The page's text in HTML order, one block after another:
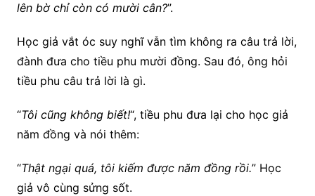
lên bờ chỉ còn có mười cân?”.
Học giả vắt óc suy nghĩ vẫn tìm không ra câu trả lời,
đành đưa cho tiều phu mười đồng. Sau đó, ông hỏi
tiều phu câu trả lời là gì.
“Tôi cũng không biết!“, tiều phu đưa lại cho học giả
năm đồng và nói thêm:
“Thật ngại quá, tôi kiếm được năm đồng rồi.” Học
giả vô cùng sửng sốt.